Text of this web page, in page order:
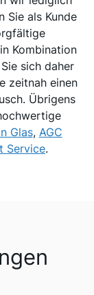
Sie als Kunde
Kombination
sich daher
zeitnah einen
Übrigens
Glas, AGC
Service.